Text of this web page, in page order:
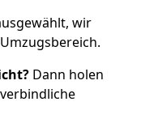
wir
Dann holen